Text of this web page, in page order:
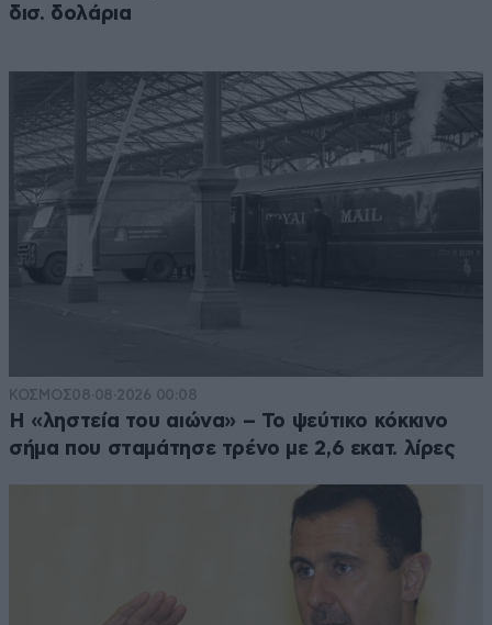
δισ. δολάρια
ΚΟΣΜΟΣ08·08·2026 00:08
Η «ληστεία του αιώνα» – Το ψεύτικο κόκκινο
σήμα που σταμάτησε τρένο με 2,6 εκατ. λίρες